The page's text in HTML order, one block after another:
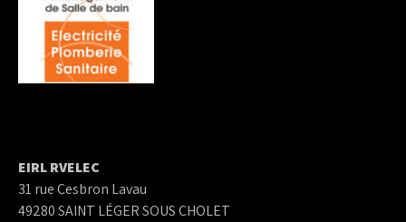
EIRL RVELEC
31 rue Cesbron Lavau
49280 SAINT LÉGER SOUS CHOLET